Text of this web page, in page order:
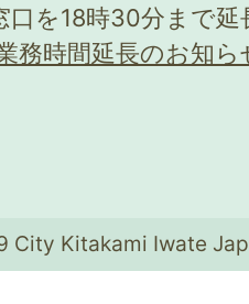
口を18時30分まで
務時間延長のお知ら
City Kitakami Iwate